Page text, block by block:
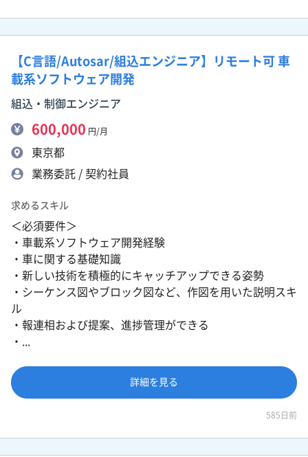
【C言語/Autosar/組込エンジニア】リモート可 車
載系ソフトウェア開発
組込・制御エンジニア
600,000 円/月
東京都
業務委託 / 契約社員
求めるスキル
＜必須要件＞
・車載系ソフトウェア開発経験
・車に関する基礎知識
・新しい技術を積極的にキャッチアップできる姿勢
・シーケンス図やブロック図など、作図を用いた説明スキ
ル
・報連相および提案、進捗管理ができる
・...
詳細を見る
585日前